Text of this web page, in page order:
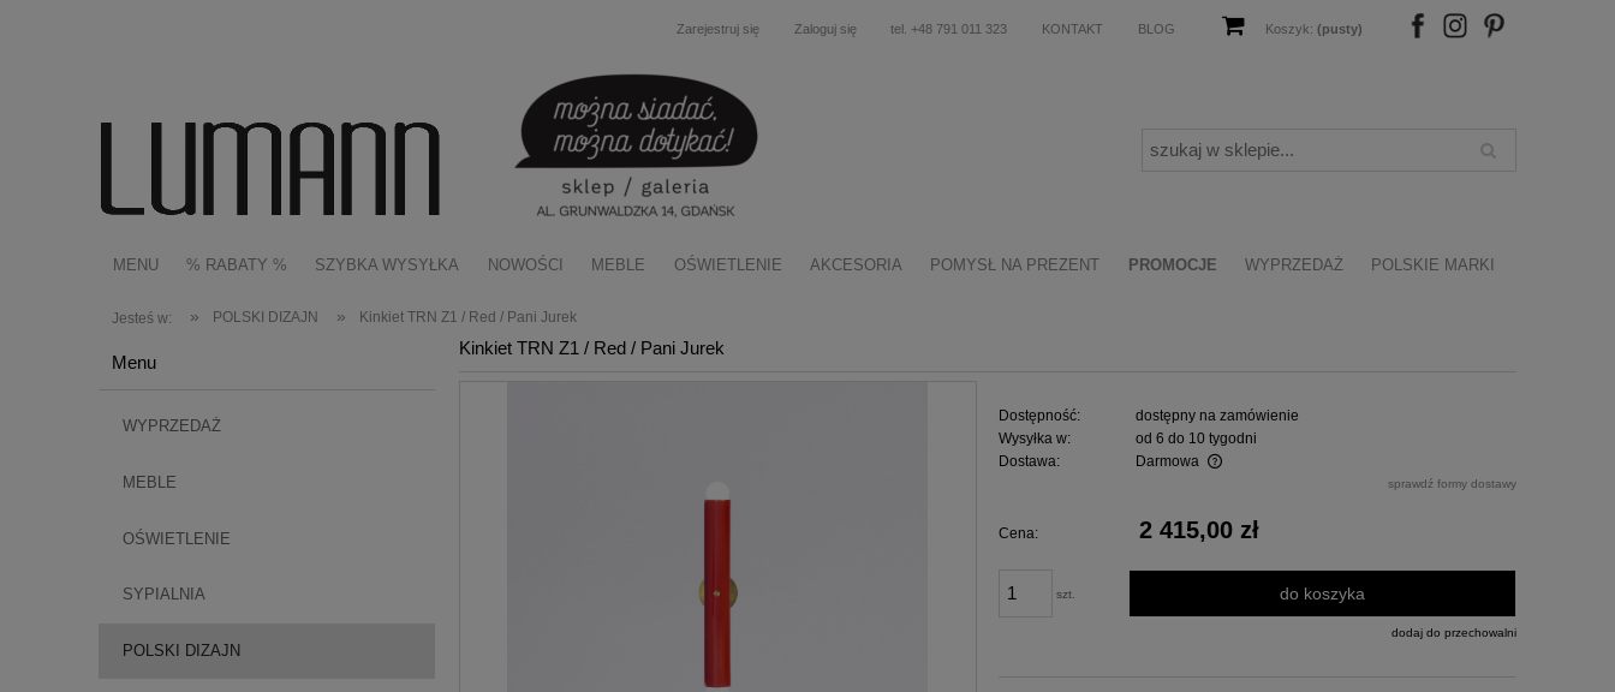
Zarejestruj się Zaloguj się tel. +48 791 011 323 KONTAKT BLOG Koszyk: (pusty) FB IN
MENU % RABATY % SZYBKA WYSYŁKA NOWOŚCI MEBLE OŚWIETLENIE AKCESORIA POMYSŁ NA PREZENT PROMOCJE WYPRZEDAŻ POLSKIE MARKI
Jesteś w: » POLSKI DIZAJN » Kinkiet TRN Z1 / Red / Pani Jurek
Menu
WYPRZEDAŻ
MEBLE
OŚWIETLENIE
SYPIALNIA
POLSKI DIZAJN
Kinkiet TRN Z1 / Red / Pani Jurek
Dostępność:
dostępny na zamówienie
Wysyłka w:
od 6 do 10 tygodni
Dostawa:
Darmowa
sprawdź formy dostawy
Cena: 2 415,00 zł
szt. do koszyka
dodaj do przechowalni